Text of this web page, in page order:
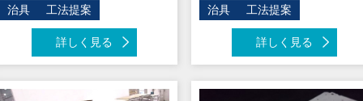
治具 工法提案
詳しく見る
治具 工法提案
詳しく見る